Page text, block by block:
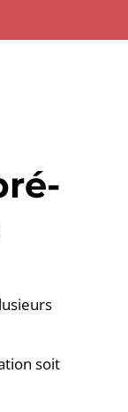
soit